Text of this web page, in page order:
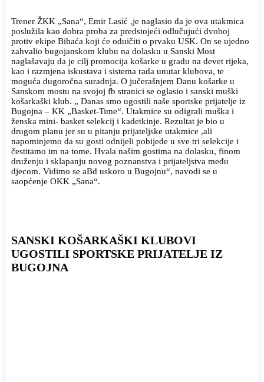
Trener ŽKK „Sana“, Emir Lasić ,je naglasio da je ova utakmica
poslužila kao dobra proba za predstojeći odlučujući dvoboj
protiv ekipe Bihaća koji će oduičiti o prvaku USK. On se ujedno
zahvalio bugojanskom klubu na dolasku u Sanski Most
naglašavaju da je cilj promocija košarke u gradu na devet rijeka,
kao i razmjena iskustava i sistema rada unutar klubova, te
moguća dugoročna suradnja. O jučerašnjem Danu košarke u
Sanskom mostu na svojoj fb stranici se oglasio i sanski muški
košarkaški klub. „ Danas smo ugostili naše sportske prijatelje iz
Bugojna – KK „Basket-Time“. Utakmice su odigrali muška i
ženska mini- basket selekcij i kadetkinje. Rezultat je bio u
drugom planu jer su u pitanju prijateljske utakmice ,ali
napominjemo da su gosti odnijeli pobijede u sve tri selekcije i
čestitamo im na tome. Hvala našim gostima na dolasku, finom
druženju i sklapanju novog poznanstva i prijateljstva među
djecom. Vidimo se aBd uskoro u Bugojnu“, navodi se u
saopćenje OKK „Sana“.
SANSKI KOŠARKAŠKI KLUBOVI
UGOSTILI SPORTSKE PRIJATELJE IZ
BUGOJNA